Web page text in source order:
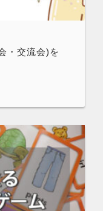
・交流会)を